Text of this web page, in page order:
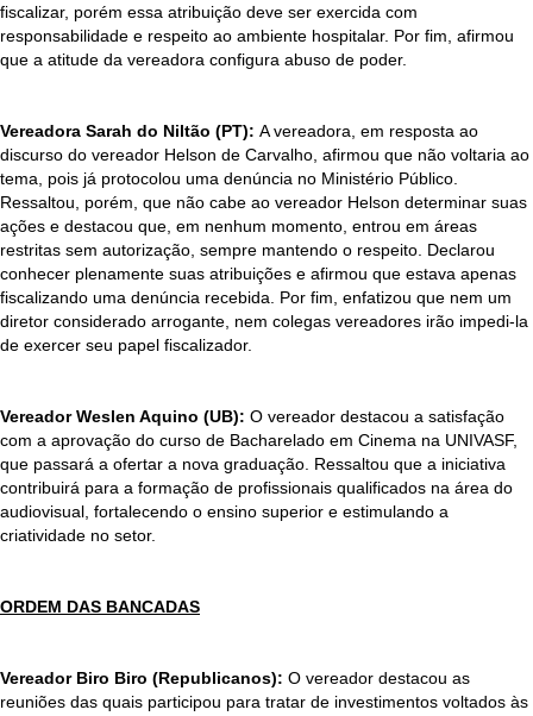
fiscalizar, porém essa atribuição deve ser exercida com
responsabilidade e respeito ao ambiente hospitalar. Por fim, afirmou
que a atitude da vereadora configura abuso de poder.
Vereadora Sarah do Niltão (PT): A vereadora, em resposta ao
discurso do vereador Helson de Carvalho, afirmou que não voltaria ao
tema, pois já protocolou uma denúncia no Ministério Público.
Ressaltou, porém, que não cabe ao vereador Helson determinar suas
ações e destacou que, em nenhum momento, entrou em áreas
restritas sem autorização, sempre mantendo o respeito. Declarou
conhecer plenamente suas atribuições e afirmou que estava apenas
fiscalizando uma denúncia recebida. Por fim, enfatizou que nem um
diretor considerado arrogante, nem colegas vereadores irão impedi-la
de exercer seu papel fiscalizador.
Vereador Weslen Aquino (UB): O vereador destacou a satisfação
com a aprovação do curso de Bacharelado em Cinema na UNIVASF,
que passará a ofertar a nova graduação. Ressaltou que a iniciativa
contribuirá para a formação de profissionais qualificados na área do
audiovisual, fortalecendo o ensino superior e estimulando a
criatividade no setor.
ORDEM DAS BANCADAS
Vereador Biro Biro (Republicanos): O vereador destacou as
reuniões das quais participou para tratar de investimentos voltados às